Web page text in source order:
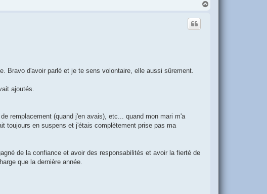
Bravo d'avoir parlé et je te sens volontaire, elle aussi sûrement.
ajoutés.
remplacement (quand j'en avais), etc... quand mon mari m'a
toujours en suspens et j'étais complètement prise pas ma
de la confiance et avoir des responsabilités et avoir la fierté de
que la dernière année.